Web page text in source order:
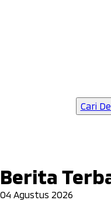
Cari
Berita
04 Agustus 2026